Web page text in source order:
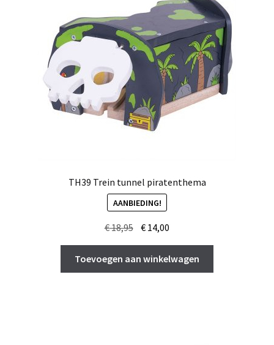
TH39 Trein tunnel piratenthema
AANBIEDING!
€18,95 Oorspronkelijke
prijs
was:
€ 18,95.
€ 14,00
prijs
is:
€ 14,00.
Toevoegen aan winkelwagen